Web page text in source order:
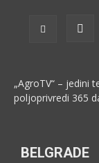
„AgroTV“ – jedini
poljoprivredi 365
BELGRADE